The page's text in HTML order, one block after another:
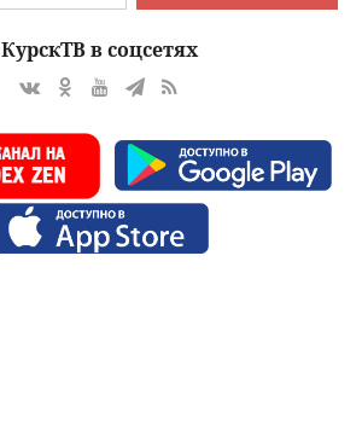
КурскТВ в соцсетях